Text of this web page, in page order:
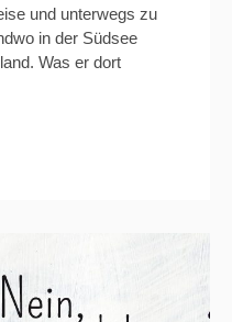
und unterwegs zu
in der Südsee
Was er dort